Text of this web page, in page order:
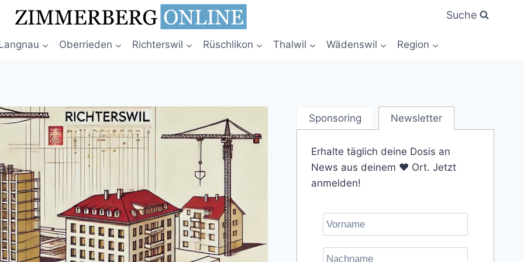
Suche
Oberrieden Richterswil Rüschlikon Thalwil Wädenswil Region
Sponsoring Newsletter
Erhalte täglich deine Dosis an
News aus deinem ❤️ Ort. Jetzt
anmelden!